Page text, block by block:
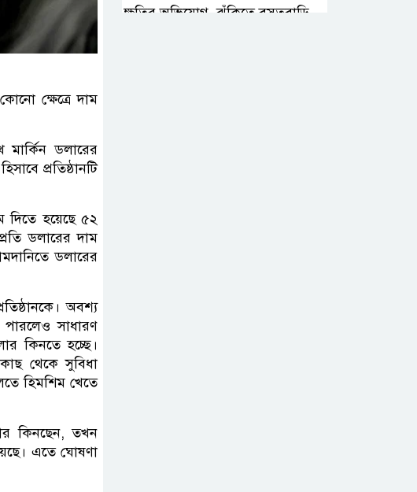
ক্ষেত্রে দাম
মার্কিন ডলারের
প্রতিষ্ঠানটি
দিতে হয়েছে ৫২
ডলারের দাম
ডলারের
অবশ্য
সাধারণ
কিনতে হচ্ছে।
থেকে সুবিধা
হিমশিম খেতে
কিনছেন, তখন
এতে ঘোষণা
ক্ষতির অভিযোগ, ঝুঁকিতে বসতবাড়ি